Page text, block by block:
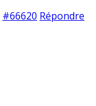
#66620 Répondre